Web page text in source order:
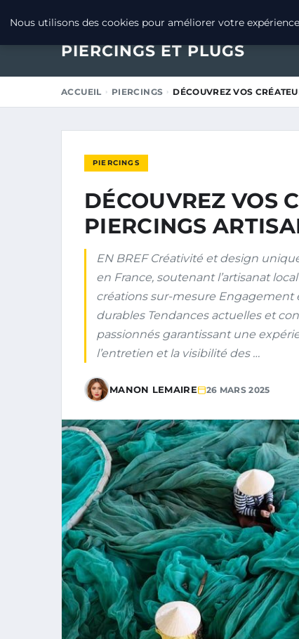
PIERCINGS ET PLUGS
ACCUEIL PIERCINGS DÉCOUVREZ VOS
PIERCINGS
DÉCOUVREZ VOS
PIERCINGS
EN BREF Créativité et design
en France, soutenant l’artisanat
créations sur-mesure
durables Tendances actuelles et
passionnés garantissant une
l’entretien et la visibilité des …
MANON LEMAIRE 26 MARS 2025
Nous utilisons des cookies pour améliorer votre